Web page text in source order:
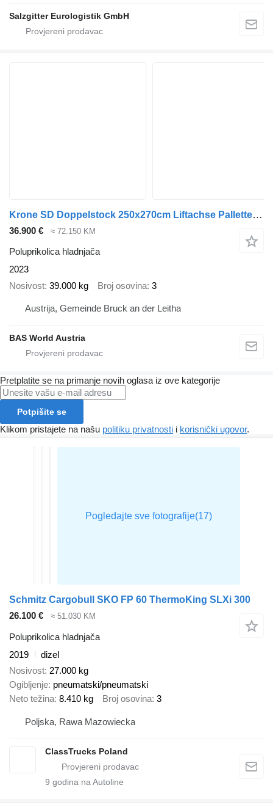
Salzgitter Eurologistik GmbH
Krone SD Doppelstock 250x270cm Liftachse Pallettenkasten
36.900 € ≈ 72.150 KM
Poluprikolica hladnjača
2023
Nosivost 39.000 kg Broj osovina 3
Austrija, Gemeinde Bruck an der Leitha
BAS World Austria
Pretplatite se na primanje novih oglasa iz ove kategorije
Potpišite se
Klikom pristajete na našu politiku privatnosti i korisnički ugovor.
Schmitz Cargobull SKO FP 60 ThermoKing SLXi 300
26.100 €
≈ 51.030 KM
Poluprikolica hladnjača
2019
dizel
Nosivost 27.000 kg
Ogibljenje pneumatski/pneumatski
Neto težina 8.410 kg Broj osovina 3
Poljska, Rawa Mazowiecka
ClassTrucks Poland
9 godina na Autoline